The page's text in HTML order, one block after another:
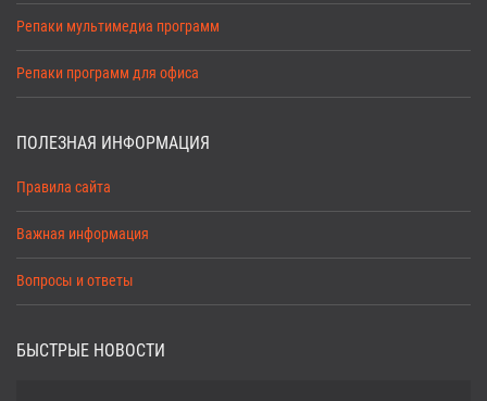
Репаки мультимедиа программ
Репаки программ для офиса
ПОЛЕЗНАЯ ИНФОРМАЦИЯ
Правила сайта
Важная информация
Вопросы и ответы
БЫСТРЫЕ НОВОСТИ